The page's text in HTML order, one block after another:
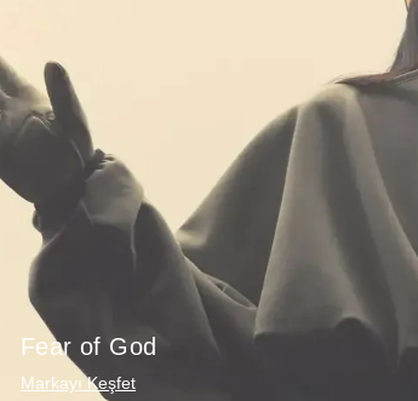
Fear of God
Markayı Keşfet